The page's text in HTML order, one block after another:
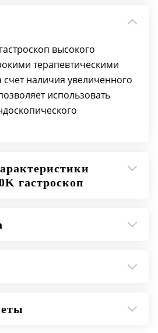
высокого
терапевтическими
наличия увеличенного
использовать
гастроскоп